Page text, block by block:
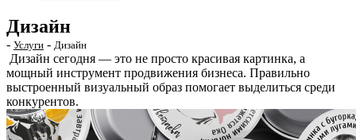
Дизайн
- Услуги - Дизайн
Дизайн сегодня — это не просто красивая картинка, а
мощный инструмент продвижения бизнеса. Правильно
выстроенный визуальный образ помогает выделиться среди
конкурентов.